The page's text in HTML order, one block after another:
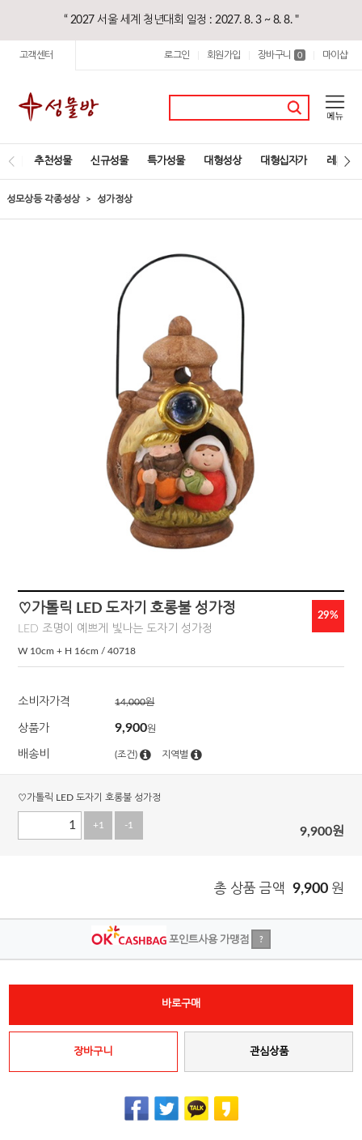
“ 2027 서울 세계 청년대회 일정 : 2027. 8. 3 ~ 8. 8. "
고객센터 로그인 회원가입 장바구니 0 마이샵
추천성물 신규성물 특가성물 대형성상 대형십자가 레지오
성모상등 각종성상 성가정상
♡가톨릭 LED 도자기 호롱불 성가정
LED 조명이 예쁘게 빛나는 도자기 성가정
W 10cm + H 16cm / 40718
29%
소비자가격 14,000원
상품가 9,900원
배송비 (조건) 지역별
♡가톨릭 LED 도자기 호롱불 성가정
+1 -1 9,900원
총 상품 금액 9,900 원
포인트사용 가맹점 ?
바로구매
장바구니 관심상품